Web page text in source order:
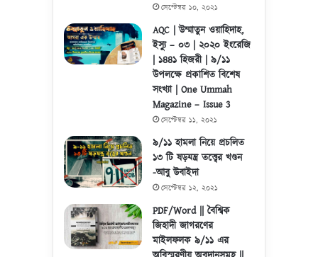
সেপ্টেম্বর ১০, ২০২১
AQC | উম্মাতুন ওয়াহিদাহ,
ইস্যু – ০৩ | ২০২০ ইংরেজি
| ১৪৪১ হিজরী | ৯/১১
উপলক্ষে প্রকাশিত বিশেষ
সংখ্যা | One Ummah
Magazine – Issue 3
সেপ্টেম্বর ১১, ২০২১
৯/১১ হামলা নিয়ে প্রচলিত
১৩ টি ষড়যন্ত্র তত্ত্বের খণ্ডন
-আবু উবাইদা
সেপ্টেম্বর ১২, ২০২১
PDF/Word || বৈশ্বিক
জিহাদী জাগরণের
মাইলফলক ৯/১১ এর